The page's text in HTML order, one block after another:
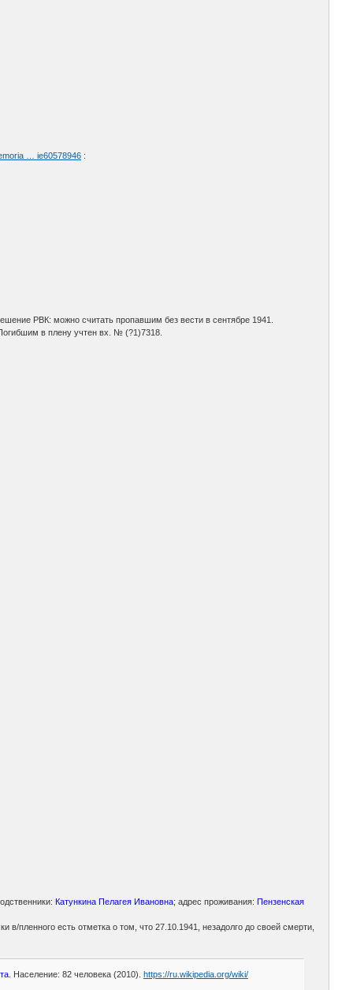
… ie60578946 :
РВК: можно считать пропавшим без вести в сентябре 1941.
в плену учтен вх. № (?1)7318.
Катункина Пелагея Ивановна; адрес проживания:Пензенская
в/пленного есть отметка о том, что 27.10.1941, незадолго до своей смерти,
Население: 82 человека (2010). https://ru.wikipedia.org/wiki/